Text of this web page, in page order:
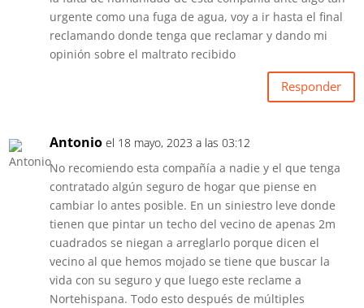
urgente como una fuga de agua, voy a ir hasta el final
reclamando donde tenga que reclamar y dando mi
opinión sobre el maltrato recibido
Responder
Antonio el 18 mayo, 2023 a las 03:12
No recomiendo esta compañía a nadie y el que tenga
contratado algún seguro de hogar que piense en
cambiar lo antes posible. En un siniestro leve donde
tienen que pintar un techo del vecino de apenas 2m
cuadrados se niegan a arreglarlo porque dicen el
vecino al que hemos mojado se tiene que buscar la
vida con su seguro y que luego este reclame a
Nortehispana. Todo esto después de múltiples